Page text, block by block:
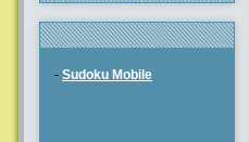
- Sudoku Mobile